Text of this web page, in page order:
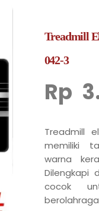
Treadmill
042-3
Rp
Treadmill
memiliki
warna
Dilengkapi
cocok